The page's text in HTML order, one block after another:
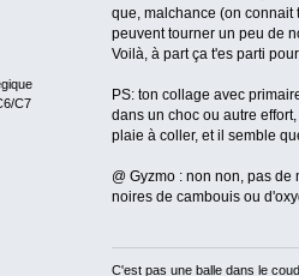
C7
que, malchance (on connait
peuvent tourner un peu de
Voilà, à part ça t'es parti
PS: ton collage avec
dans un choc ou autre
plaie à coller, et il semble
@ Gyzmo : non non, pas
noires de cambouis ou
C'est pas une balle dans le